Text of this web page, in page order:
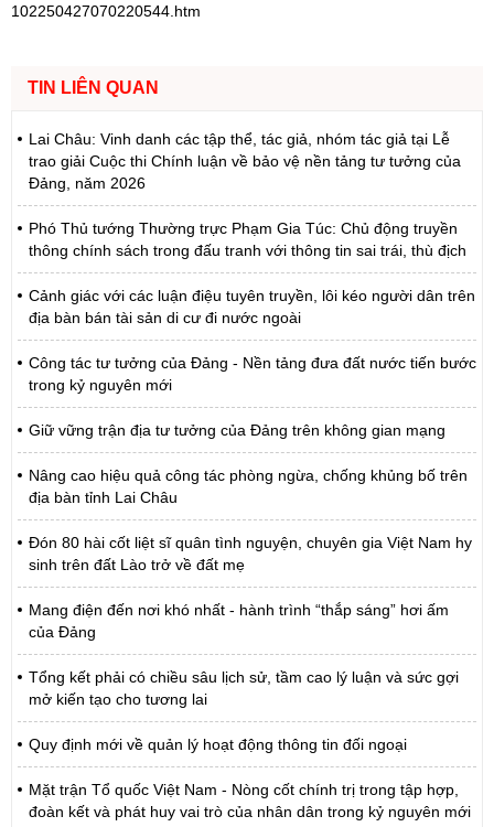
102250427070220544.htm
TIN LIÊN QUAN
Lai Châu: Vinh danh các tập thể, tác giả, nhóm tác giả tại Lễ
trao giải Cuộc thi Chính luận về bảo vệ nền tảng tư tưởng của
Đảng, năm 2026
Phó Thủ tướng Thường trực Phạm Gia Túc: Chủ động truyền
thông chính sách trong đấu tranh với thông tin sai trái, thù địch
Cảnh giác với các luận điệu tuyên truyền, lôi kéo người dân trên
địa bàn bán tài sản di cư đi nước ngoài
Công tác tư tưởng của Đảng - Nền tảng đưa đất nước tiến bước
trong kỷ nguyên mới
Giữ vững trận địa tư tưởng của Đảng trên không gian mạng
Nâng cao hiệu quả công tác phòng ngừa, chống khủng bố trên
địa bàn tỉnh Lai Châu
Đón 80 hài cốt liệt sĩ quân tình nguyện, chuyên gia Việt Nam hy
sinh trên đất Lào trở về đất mẹ
Mang điện đến nơi khó nhất - hành trình “thắp sáng” hơi ấm
của Đảng
Tổng kết phải có chiều sâu lịch sử, tầm cao lý luận và sức gợi
mở kiến tạo cho tương lai
Quy định mới về quản lý hoạt động thông tin đối ngoại
Mặt trận Tổ quốc Việt Nam - Nòng cốt chính trị trong tập hợp,
đoàn kết và phát huy vai trò của nhân dân trong kỷ nguyên mới